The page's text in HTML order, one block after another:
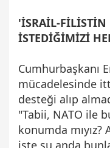
'İSRAİL-
İSTEDİĞİMİZİ
Cumhurbaşkanı
mücadelesinde
desteği alıp
"Tabii, NATO ile
konumda
işte şu anda